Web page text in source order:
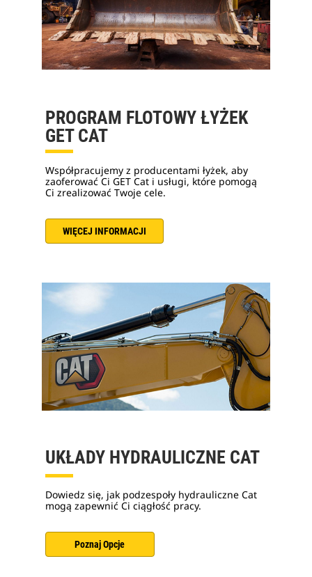
PROGRAM FLOTOWY ŁYŻEK
GET CAT
Współpracujemy z producentami łyżek, aby
zaoferować Ci GET Cat i usługi, które pomogą
Ci zrealizować Twoje cele.
WIĘCEJ INFORMACJI
UKŁADY HYDRAULICZNE CAT
Dowiedz się, jak podzespoły hydrauliczne Cat
mogą zapewnić Ci ciągłość pracy.
Poznaj Opcje